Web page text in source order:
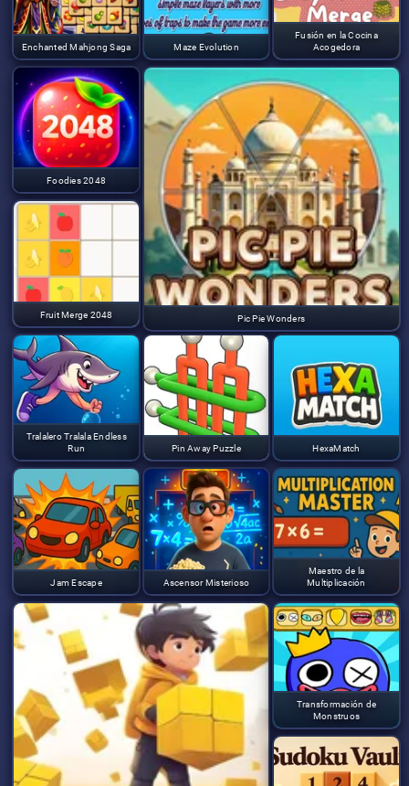
Enchanted Mahjong Saga Maze Evolution
Fusión en la Cocina
Acogedora
Foodies 2048
Pic Pie Wonders
Fruit Merge 2048
Tralalero Tralala Endless
Run
Pin Away Puzzle HexaMatch
Jam Escape Ascensor Misterioso
Maestro de la
Multiplicación
Transformación de
Monstruos